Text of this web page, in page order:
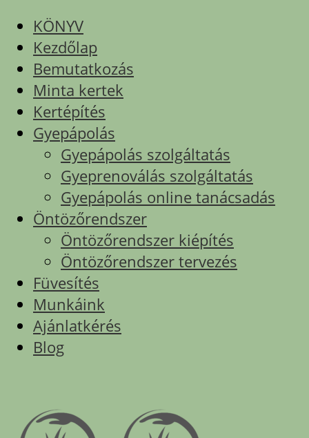
KÖNYV
Kezdőlap
Bemutatkozás
Minta kertek
Kertépítés
Gyepápolás
Gyepápolás szolgáltatás
Gyeprenoválás szolgáltatás
Gyepápolás online tanácsadás
Öntözőrendszer
Öntözőrendszer kiépítés
Öntözőrendszer tervezés
Füvesítés
Munkáink
Ajánlatkérés
Blog